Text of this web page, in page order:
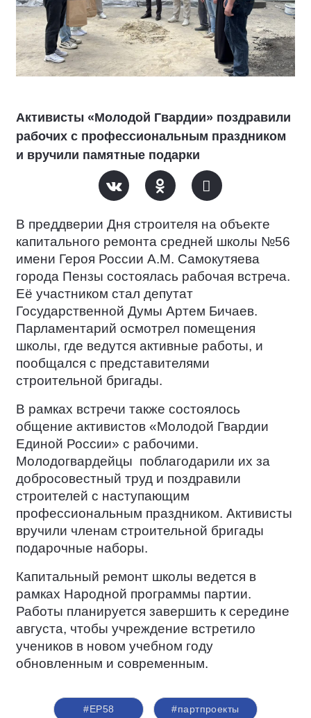
Активисты «Молодой Гвардии» поздравили
рабочих с профессиональным праздником
и вручили памятные подарки
В преддверии Дня строителя на объекте
капитального ремонта средней школы №56
имени Героя России А.М. Самокутяева
города Пензы состоялась рабочая встреча.
Её участником стал депутат
Государственной Думы Артем Бичаев.
Парламентарий осмотрел помещения
школы, где ведутся активные работы, и
пообщался с представителями
строительной бригады.
В рамках встречи также состоялось
общение активистов «Молодой Гвардии
Единой России» с рабочими.
Молодогвардейцы поблагодарили их за
добросовестный труд и поздравили
строителей с наступающим
профессиональным праздником. Активисты
вручили членам строительной бригады
подарочные наборы.
Капитальный ремонт школы ведется в
рамках Народной программы партии.
Работы планируется завершить к середине
августа, чтобы учреждение встретило
учеников в новом учебном году
обновленным и современным.
#ЕР58 #партпроекты